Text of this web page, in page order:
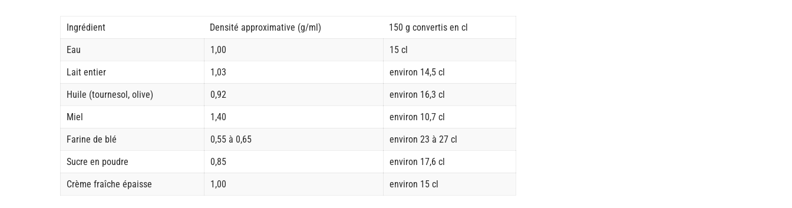
Ingrédient Densité approximative (g/ml)
150 g convertis en cl
Eau
1,00
15 cl
Lait entier
1,03
environ 14,5 cl
Huile (tournesol, olive)
0,92
environ 16,3 cl
Miel
1,40
environ 10,7 cl
Farine de blé
0,55 à 0,65
environ 23 à 27 cl
Sucre en poudre
0,85
environ 17,6 cl
Crème fraîche épaisse
1,00 environ 15 cl